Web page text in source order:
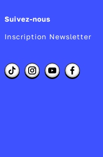
Suivez-nous
Inscription Newsletter